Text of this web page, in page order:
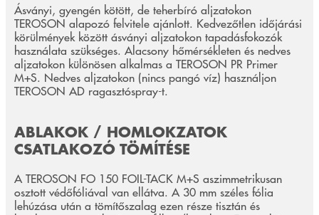
Ásványi, gyengén kötött, de teherbíró aljzatokon
TEROSON alapozó felvitele ajánlott. Kedvezőtlen időjárási
körülmények között ásványi aljzatokon tapadásfokozók
használata szükséges. Alacsony hőmérsékleten és nedves
aljzatokon különösen alkalmas a TEROSON PR Primer
M+S. Nedves aljzatokon (nincs pangó víz) használjon
TEROSON AD ragasztóspray-t.
ABLAKOK / HOMLOKZATOK
CSATLAKOZÓ TÖMÍTÉSE
A TEROSON FO 150 FOIL-TACK M+S aszimmetrikusan
osztott védőfóliával van ellátva. A 30 mm széles fólia
lehúzása után a tömítőszalag ezen része tisztán és